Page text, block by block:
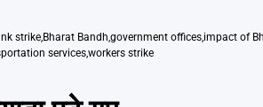
strike,Bharat Bandh,government offices,impact of
services,workers strike